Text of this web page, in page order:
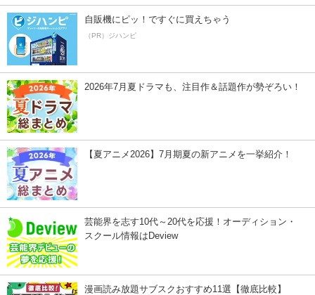
自販機にピッ！ですぐに買えちゃう
（PR）ジハンピ
2026年7月夏ドラマも、注目作＆話題作が勢ぞろい！
【夏アニメ2026】7月期夏の新アニメを一挙紹介！
芸能界を志す10代～20代を応援！オーディション・
スクール情報はDeview
漫画読み放題サブスクおすすめ11選【徹底比較】